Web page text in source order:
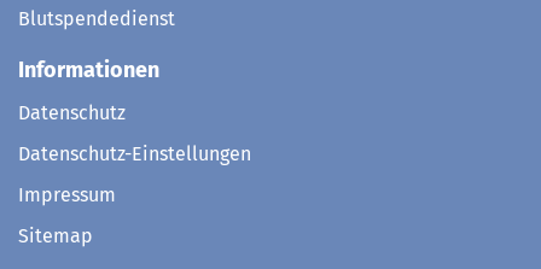
Blutspendedienst
Informationen
Datenschutz
Datenschutz-Einstellungen
Impressum
Sitemap